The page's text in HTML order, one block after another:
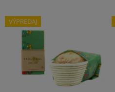
VÝPREDAJ